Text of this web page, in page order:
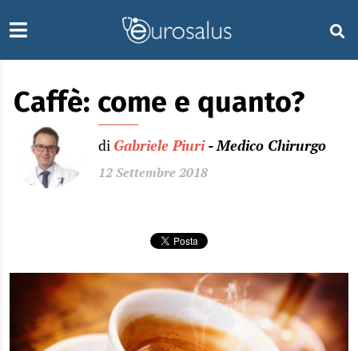
Caffè: come e quanto?
di Gabriele Piuri - Medico Chirurgo
12 Settembre 2018